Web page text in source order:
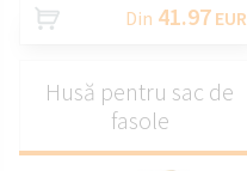
Din 41.97 EUR
Husă pentru sac de
fasole